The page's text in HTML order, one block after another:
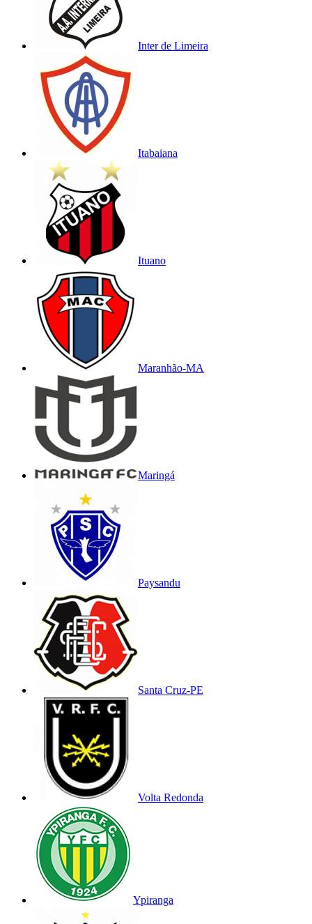
Inter de Limeira
Itabaiana
Ituano
Maranhão-MA
Maringá
Paysandu
Santa Cruz-PE
Volta Redonda
Ypiranga